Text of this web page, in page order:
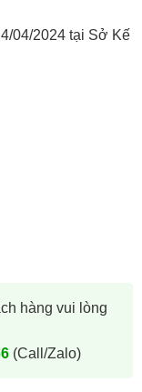
04/2024 tại Sở Kế
hàng vui lòng
(Call/Zalo)